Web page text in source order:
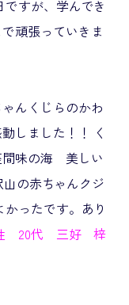
すが、学んでき
頑張っていきま
んくじらのかわ
しました！！ く
間味の海 美しい
山の赤ちゃんクジ
ったです。あり
20代 三好 梓